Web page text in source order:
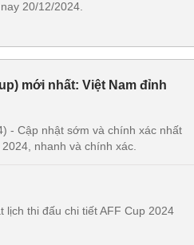
20/12/2024.
mới nhất: Việt Nam đỉnh
- Cập nhật sớm và chính xác nhất
nhanh và chính xác.
lịch thi đấu chi tiết AFF Cup 2024